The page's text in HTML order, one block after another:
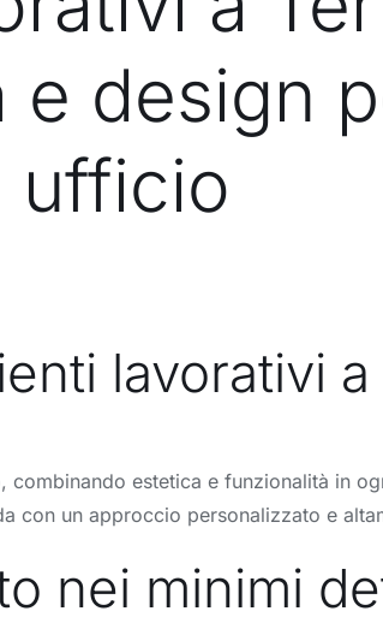
design
ufficio
lavorativi a
estetica e funzionalità in
con un approccio personalizzato e
nei minimi